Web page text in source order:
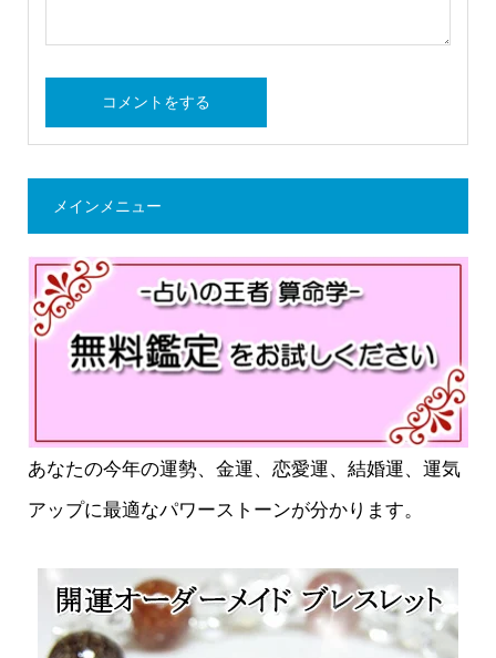
メインメニュー
あなたの今年の運勢、金運、恋愛運、結婚運、運気
アップに最適なパワーストーンが分かります。